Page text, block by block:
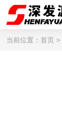
当前位置：首页 >